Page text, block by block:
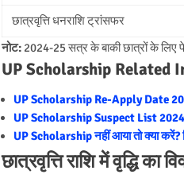
छात्रवृत्ति धनराशि ट्रांसफर
नोट:2024-25 सत्र के बाकी छात्रों के लिए
UP Scholarship Related
UP Scholarship Re-Apply Date
UP Scholarship Suspect List
UP Scholarship नहीं आया तो क्या
छात्रवृत्ति राशि में वृद्धि का